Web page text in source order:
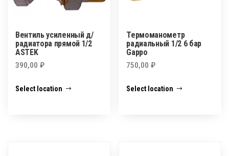
Вентиль усиленный д/
радиатора прямой 1/2
ASTEK
390,00 ₽
Select location
Термоманометр
радиальный 1/2 6 бар
Gappo
750,00₽
Select location